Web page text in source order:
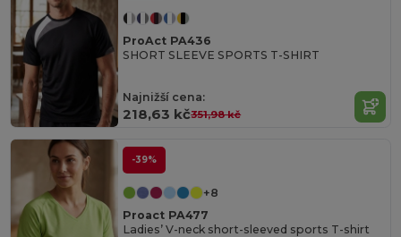
ProAct PA436
SHORT SLEEVE SPORTS T-SHIRT
Najnižší cena:
218,63 kč351,98 kč
-39%
+8
Proact PA477
Ladies’ V-neck short-sleeved sports T-shirt